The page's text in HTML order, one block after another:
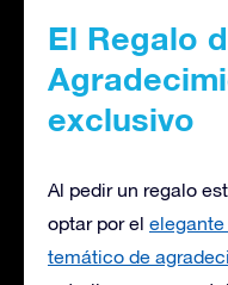
El Regalo
exclusivo
Al pedir un regalo
optar por el elegante
temático de